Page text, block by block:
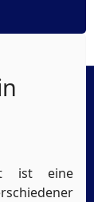
ist eine